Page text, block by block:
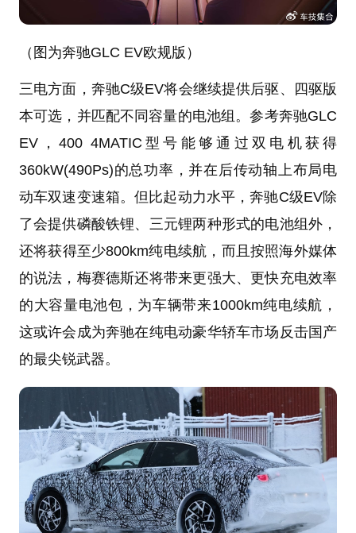
（图为奔驰GLC EV欧规版）
三电方面，奔驰C级EV将会继续提供后驱、四驱版
本可选，并匹配不同容量的电池组。参考奔驰GLC
EV，400 4MATIC型号能够通过双电机获得
360kW(490Ps)的总功率，并在后传动轴上布局电
动车双速变速箱。但比起动力水平，奔驰C级EV除
了会提供磷酸铁锂、三元锂两种形式的电池组外，
还将获得至少800km纯电续航，而且按照海外媒体
的说法，梅赛德斯还将带来更强大、更快充电效率
的大容量电池包，为车辆带来1000km纯电续航，
这或许会成为奔驰在纯电动豪华轿车市场反击国产
的最尖锐武器。